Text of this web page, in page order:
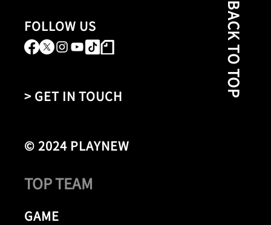
FOLLOW US
> GET IN TOUCH
© 2024 PLAYNEW
TOP TEAM
GAME
BACK TO TOP